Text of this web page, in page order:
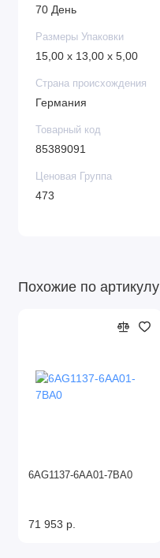
70 День
Размеры Упаковки
15,00 x 13,00 x 5,00
Страна происхождения
Германия
Товарный код
85389091
Ценовая Группа
473
Похожие по артикулу
6AG1137-6AA01-7BA0
71 953 р.